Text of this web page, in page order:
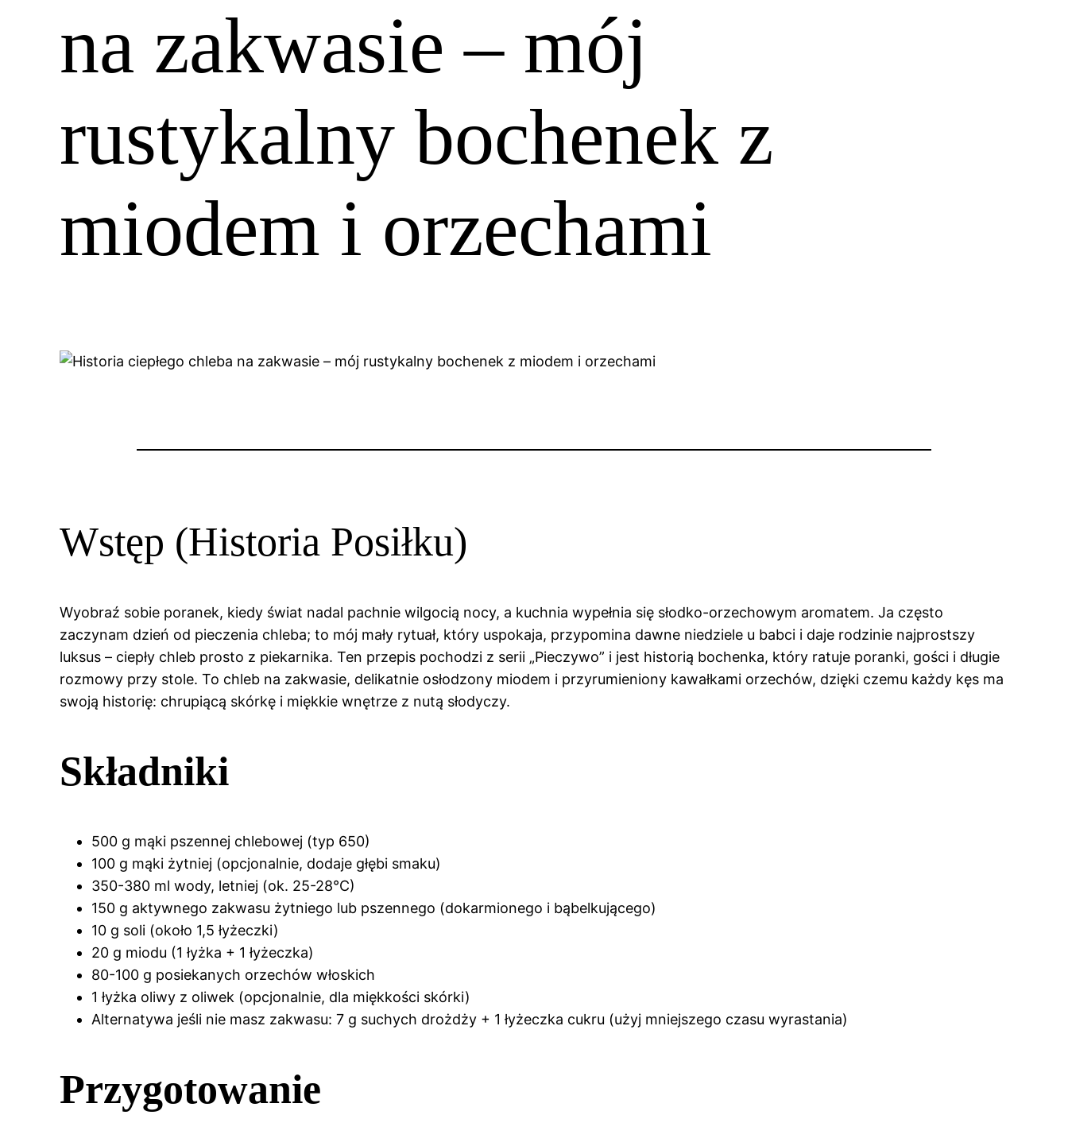
na zakwasie – mój
rustykalny bochenek z
miodem i orzechami
Wstęp (Historia Posiłku)
Wyobraź sobie poranek, kiedy świat nadal pachnie wilgocią nocy, a kuchnia wypełnia się słodko-orzechowym aromatem. Ja często
zaczynam dzień od pieczenia chleba; to mój mały rytuał, który uspokaja, przypomina dawne niedziele u babci i daje rodzinie najprostszy
luksus – ciepły chleb prosto z piekarnika. Ten przepis pochodzi z serii „Pieczywo” i jest historią bochenka, który ratuje poranki, gości i długie
rozmowy przy stole. To chleb na zakwasie, delikatnie osłodzony miodem i przyrumieniony kawałkami orzechów, dzięki czemu każdy kęs ma
swoją historię: chrupiącą skórkę i miękkie wnętrze z nutą słodyczy.
Składniki
500 g mąki pszennej chlebowej (typ 650)
100 g mąki żytniej (opcjonalnie, dodaje głębi smaku)
350-380 ml wody, letniej (ok. 25-28°C)
150 g aktywnego zakwasu żytniego lub pszennego (dokarmionego i bąbelkującego)
10 g soli (około 1,5 łyżeczki)
20 g miodu (1 łyżka + 1 łyżeczka)
80-100 g posiekanych orzechów włoskich
1 łyżka oliwy z oliwek (opcjonalnie, dla miękkości skórki)
Alternatywa jeśli nie masz zakwasu: 7 g suchych drożdży + 1 łyżeczka cukru (użyj mniejszego czasu wyrastania)
Przygotowanie